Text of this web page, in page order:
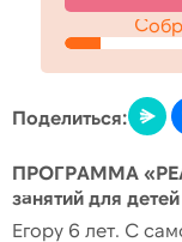
Поделиться:
ПРОГРАММА
занятий для
Егору 6 лет. С